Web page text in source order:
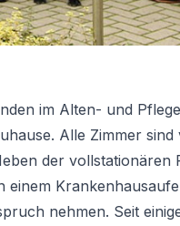
im Alten- und
Alle Zimmer sind
der vollstationären
einem
nehmen. Seit